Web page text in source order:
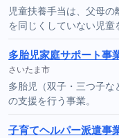
児童扶養手当は、父母
を同じくしていない児童
多胎児家庭サポート事
さいたま市
多胎児（双子・三つ子
の支援を行う事業。
子育てヘルパー派遣事